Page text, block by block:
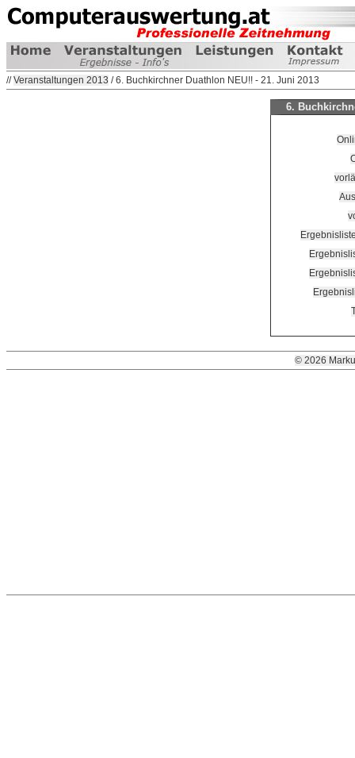
//Veranstaltungen 2013 / 6. Buchkirchner Duathlon NEU!! - 21. Juni 2013
6.
© 2026